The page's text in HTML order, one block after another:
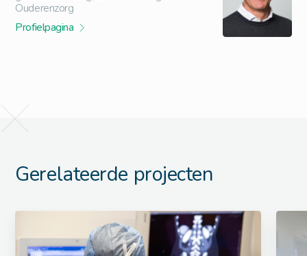
Ouderenzorg
Profielpagina
Gerelateerde projecten